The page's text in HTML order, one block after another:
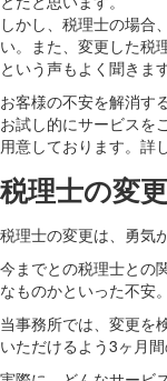
しかし、税理士の場合
い。また、変更した税
という声もよく聞きます
お客様の不安を解消す
お試し的にサービスを
用意しております。詳
税理士の変
税理士の変更は、勇気
今までとの税理士との
なものかといった不安。
当事務所では、変更を
いただけるよう3ヶ月